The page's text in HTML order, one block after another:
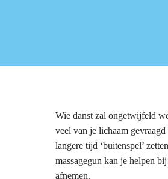
Wie danst zal ongetwijfeld
veel van je lichaam
langere tijd ‘buitenspel’
massagegun kan je helpen
afnemen.